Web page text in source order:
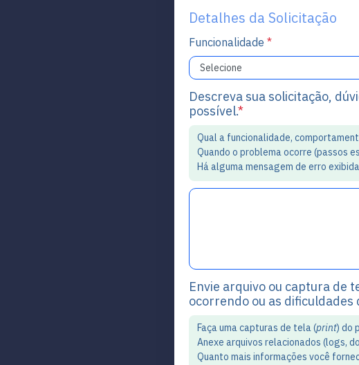
Detalhes da Solicitação
Funcionalidade *
Descreva sua solicitação,
possível.*
Qual a funcionalidade,
Quando o problema ocorre (passos
Há alguma mensagem de erro
Envie arquivo ou captura de
ocorrendo ou as
Faça uma capturas de tela (print) do
Anexe arquivos relacionados (logs,
Quanto mais informações você